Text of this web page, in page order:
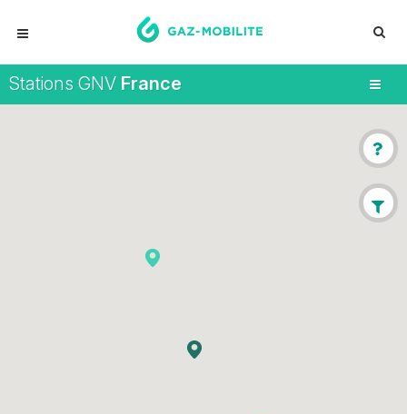
Stations GNV France